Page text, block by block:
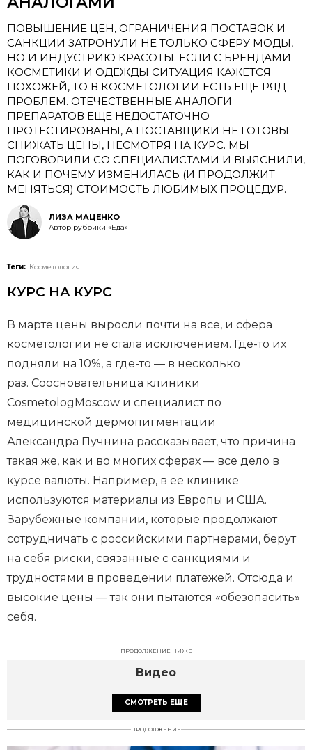
ПОВЫШЕНИЕ ЦЕН, ОГРАНИЧЕНИЯ ПОСТАВОК И
САНКЦИИ ЗАТРОНУЛИ НЕ ТОЛЬКО СФЕРУ МОДЫ,
НО И ИНДУСТРИЮ КРАСОТЫ. ЕСЛИ С БРЕНДАМИ
КОСМЕТИКИ И ОДЕЖДЫ СИТУАЦИЯ КАЖЕТСЯ
ПОХОЖЕЙ, ТО В КОСМЕТОЛОГИИ ЕСТЬ ЕЩЕ РЯД
ПРОБЛЕМ. ОТЕЧЕСТВЕННЫЕ АНАЛОГИ
ПРЕПАРАТОВ ЕЩЕ НЕДОСТАТОЧНО
ПРОТЕСТИРОВАНЫ, А ПОСТАВЩИКИ НЕ ГОТОВЫ
СНИЖАТЬ ЦЕНЫ, НЕСМОТРЯ НА КУРС. МЫ
ПОГОВОРИЛИ СО СПЕЦИАЛИСТАМИ И ВЫЯСНИЛИ,
КАК И ПОЧЕМУ ИЗМЕНИЛАСЬ (И ПРОДОЛЖИТ
МЕНЯТЬСЯ) СТОИМОСТЬ ЛЮБИМЫХ ПРОЦЕДУР.
ЛИЗА МАЦЕНКО
Автор рубрики «Еда»
Теги: Косметология
КУРС НА КУРС
В марте цены выросли почти на все, и сфера
косметологии не стала исключением. Где-то их
подняли на 10%, а где-то — в несколько
раз. Соосновательница клиники
CosmetologMoscow и специалист по
медицинской дермопигментации
Александра Пучнина рассказывает, что причина
такая же, как и во многих сферах — все дело в
курсе валюты. Например, в ее клинике
используются материалы из Европы и США.
Зарубежные компании, которые продолжают
сотрудничать с российскими партнерами, берут
на себя риски, связанные с санкциями и
трудностями в проведении платежей. Отсюда и
высокие цены — так они пытаются «обезопасить»
себя.
ПРОДОЛЖЕНИЕ НИЖЕ
Видео
СМОТРЕТЬ ЕЩЕ
ПРОДОЛЖЕНИЕ